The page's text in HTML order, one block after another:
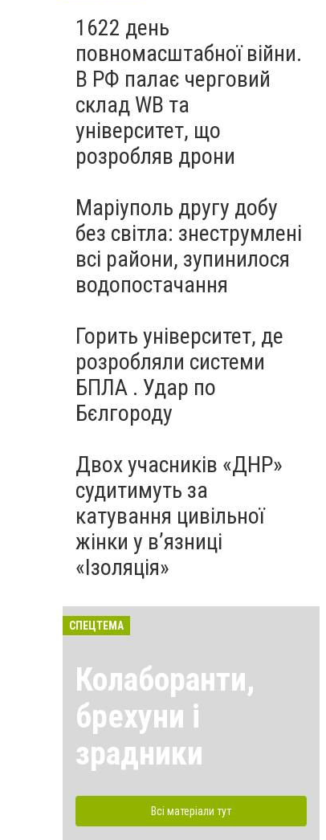
1622 день
повномасштабної війни.
В РФ палає черговий
склад WB та
університет, що
розробляв дрони
Маріуполь другу добу
без світла: знеструмлені
всі райони, зупинилося
водопостачання
Горить університет, де
розробляли системи
БПЛА . Удар по
Бєлгороду
Двох учасників «ДНР»
судитимуть за
катування цивільної
жінки у в’язниці
«Ізоляція»
СПЕЦТЕМА
Колаборанти,
брехуни і
зрадники
Всі матеріали тут